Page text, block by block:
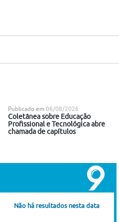
Publicado em 06/08/2026
Coletânea sobre Educação
Profissional e Tecnológica abre
chamada de capítulos
Não há resultados nesta data